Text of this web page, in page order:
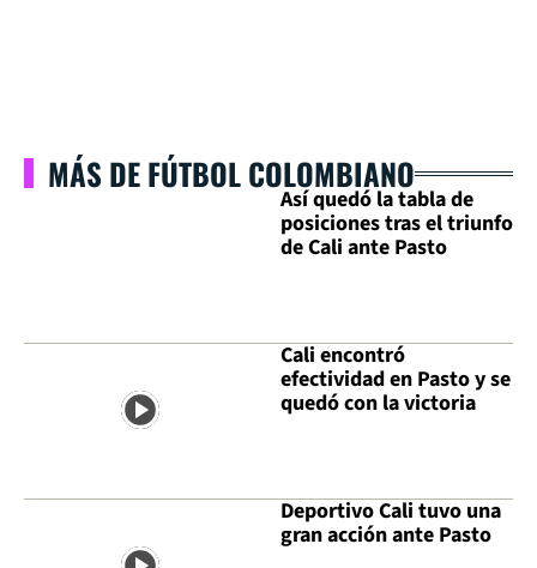
MÁS DE FÚTBOL COLOMBIANO
Así quedó la tabla de
posiciones tras el triunfo
de Cali ante Pasto
Cali encontró
efectividad en Pasto y se
quedó con la victoria
Deportivo Cali tuvo una
gran acción ante Pasto